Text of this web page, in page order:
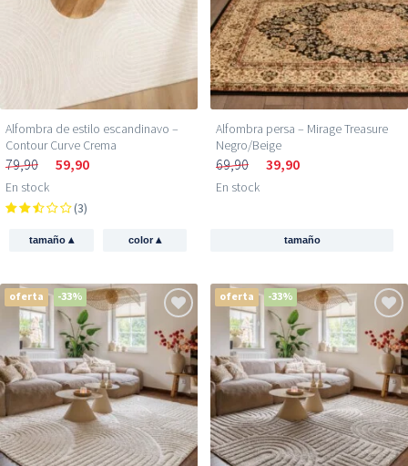
Alfombra de estilo escandinavo –
Contour Curve Crema
79,90 59,90
En stock
(3)
tamaño ▴ color▴
Alfombra persa – Mirage Treasure
Negro/Beige
69,90 39,90
En stock
tamaño
oferta -33% oferta -33%